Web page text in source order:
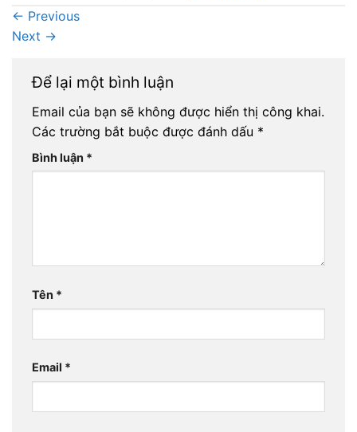
← Previous
Next →
Để lại một bình luận
Email của bạn sẽ không được hiển thị công khai.
Các trường bắt buộc được đánh dấu *
Bình luận *
Tên *
Email *